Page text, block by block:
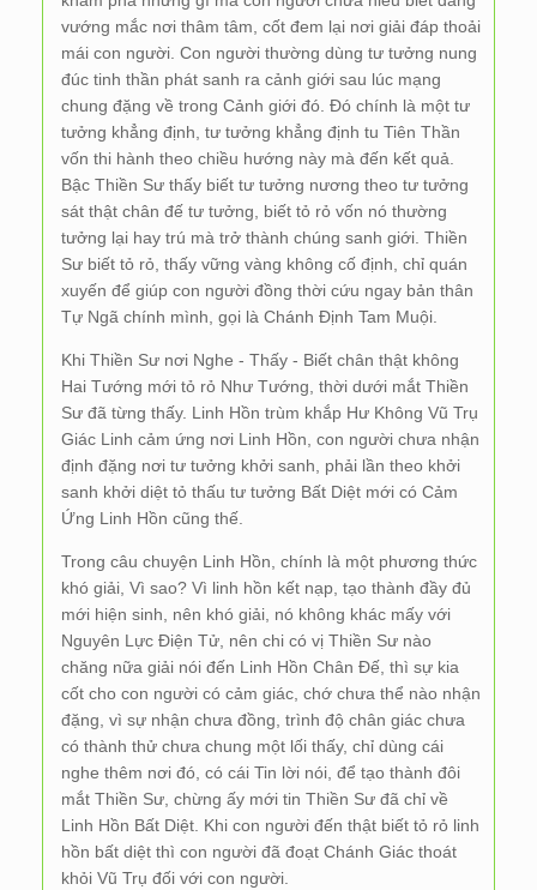
vướng mắc nơi thâm tâm, cốt đem lại nơi giải đáp thoải
mái con người. Con người thường dùng tư tưởng nung
đúc tinh thần phát sanh ra cảnh giới sau lúc mạng
chung đặng về trong Cảnh giới đó. Đó chính là một tư
tưởng khẳng định, tư tưởng khẳng định tu Tiên Thần
vốn thi hành theo chiều hướng này mà đến kết quả.
Bậc Thiền Sư thấy biết tư tưởng nương theo tư tưởng
sát thật chân đế tư tưởng, biết tỏ rỏ vốn nó thường
tưởng lại hay trú mà trở thành chúng sanh giới. Thiền
Sư biết tỏ rỏ, thấy vững vàng không cố định, chỉ quán
xuyến để giúp con người đồng thời cứu ngay bản thân
Tự Ngã chính mình, gọi là Chánh Định Tam Muội.
Khi Thiền Sư nơi Nghe - Thấy - Biết chân thật không
Hai Tướng mới tỏ rỏ Như Tướng, thời dưới mắt Thiền
Sư đã từng thấy. Linh Hồn trùm khắp Hư Không Vũ Trụ
Giác Linh cảm ứng nơi Linh Hồn, con người chưa nhận
định đặng nơi tư tưởng khởi sanh, phải lần theo khởi
sanh khởi diệt tỏ thấu tư tưởng Bất Diệt mới có Cảm
Ứng Linh Hồn cũng thế.
Trong câu chuyện Linh Hồn, chính là một phương thức
khó giải, Vì sao? Vì linh hồn kết nạp, tạo thành đầy đủ
mới hiện sinh, nên khó giải, nó không khác mấy với
Nguyên Lực Điện Tử, nên chi có vị Thiền Sư nào
chăng nữa giải nói đến Linh Hồn Chân Đế, thì sự kia
cốt cho con người có cảm giác, chớ chưa thể nào nhận
đặng, vì sự nhận chưa đồng, trình độ chân giác chưa
có thành thử chưa chung một lối thấy, chỉ dùng cái
nghe thêm nơi đó, có cái Tin lời nói, để tạo thành đôi
mắt Thiền Sư, chừng ấy mới tin Thiền Sư đã chỉ về
Linh Hồn Bất Diệt. Khi con người đến thật biết tỏ rỏ linh
hồn bất diệt thì con người đã đoạt Chánh Giác thoát
khỏi Vũ Trụ đối với con người.